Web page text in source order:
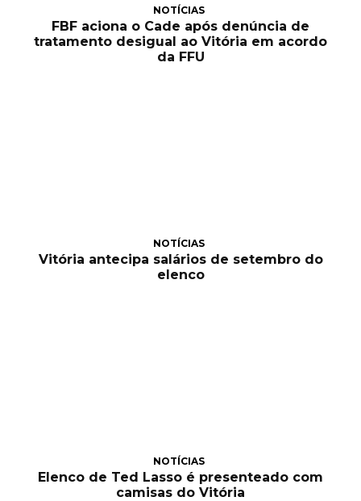
NOTÍCIAS
FBF aciona o Cade após denúncia de
tratamento desigual ao Vitória em acordo
da FFU
NOTÍCIAS
Vitória antecipa salários de setembro do
elenco
NOTÍCIAS
Elenco de Ted Lasso é presenteado com
camisas do Vitória